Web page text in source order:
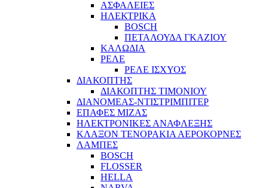
ΑΣΦΑΛΕΙΕΣ
ΗΛΕΚΤΡΙΚΑ
BOSCH
ΠΕΤΑΛΟΥΔΑ ΓΚΑΖΙΟΥ
ΚΑΛΩΔΙΑ
ΡΕΛΕ
ΡΕΛΕ ΙΣΧΥΟΣ
ΔΙΑΚΟΠΤΗΣ
ΔΙΑΚΟΠΤΗΣ ΤΙΜΟΝΙΟΥ
ΔΙΑΝΟΜΕΑΣ-ΝΤΙΣΤΡΙΜΠΙΤΕΡ
ΕΠΑΦΕΣ ΜΙΖΑΣ
ΗΛΕΚΤΡΟΝΙΚΕΣ ΑΝΑΦΛΕΞΗΣ
ΚΛΑΞΟΝ ΤΕΝΟΡΑΚΙΑ ΑΕΡΟΚΟΡΝΕΣ
ΛΑΜΠΕΣ
BOSCH
FLOSSER
HELLA